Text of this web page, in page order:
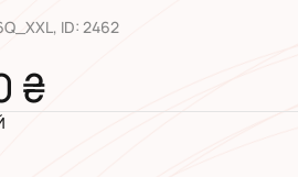
, ID: 2462
₴